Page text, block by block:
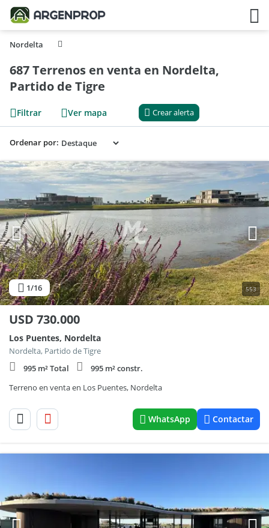
Nordelta
687 Terrenos en venta en Nordelta,
Partido de Tigre
Filtrar Ver mapa Crear alerta
Ordenar por:
1/16 553
USD 730.000
Los Puentes, Nordelta
Nordelta, Partido de Tigre
995 m² Total
995 m² constr.
Terreno en venta en Los Puentes, Nordelta
WhatsApp Contactar